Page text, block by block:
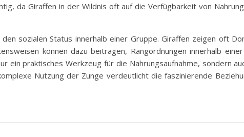
da Giraffen in der Wildnis oft auf die Verfügbarkeit von
sozialen Status innerhalb einer Gruppe. Giraffen zeigen oft
können dazu beitragen, Rangordnungen innerhalb
ein praktisches Werkzeug für die Nahrungsaufnahme, sondern
Nutzung der Zunge verdeutlicht die faszinierende